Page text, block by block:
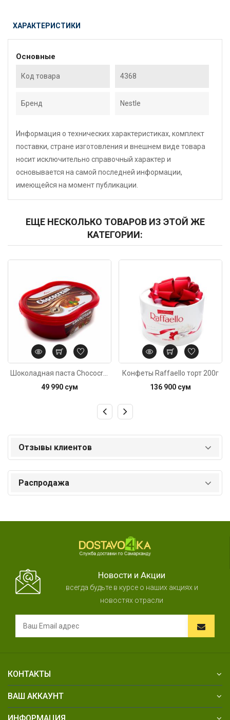
ХАРАКТЕРИСТИКИ
Основные
Код товара 4368
Бренд Nestle
Информация о технических характеристиках, комплект
поставки, стране изготовления и внешнем виде товара
носит исключительно справочный характер и
основывается на самой последней информации,
имеющейся на момент публикации.
ЕЩЕ НЕСКОЛЬКО ТОВАРОВ ИЗ ЭТОЙ ЖЕ
КАТЕГОРИИ:
49 990 сум
Конфеты Raffaello торт 200г
136 900 сум
Отзывы клиентов
Распродажа
Новости и Акции
всегда будьте в курсе о наших акциях и
новостях отрасли
КОНТАКТЫ
ВАШ АККАУНТ
ИНФОРМАЦИЯ